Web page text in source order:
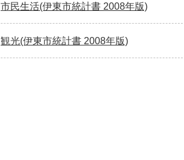
市民生活(伊東市統計書 2008年版)
観光(伊東市統計書 2008年版)